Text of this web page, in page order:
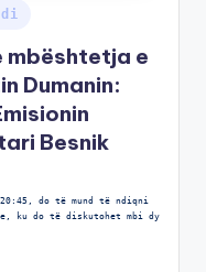
mbështetja e
Dumanin:
Besnik
do të mund të ndiqni
ku do të diskutohet mbi dy